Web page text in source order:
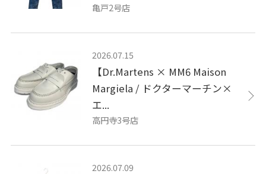
亀戸2号店
2026.07.15
【Dr.Martens × MM6 Maison
Margiela / ドクターマーチン×
エ...
高円寺3号店
2026.07.09